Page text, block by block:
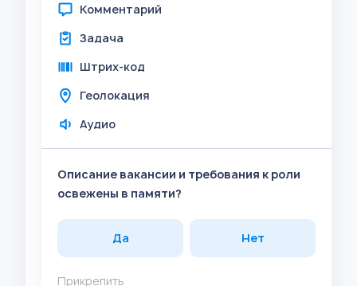
Комментарий
Задача
Штрих-код
Геолокация
Аудио
Описание вакансии и требования к роли
освежены в памяти?
Да Нет
Прикрепить